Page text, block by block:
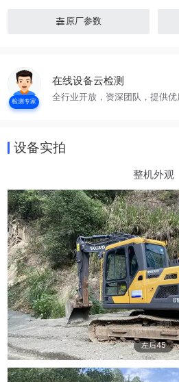
原厂参数
检测专家
在线设备云检测
全行业开放，资深团队，提供优
设备实拍
整机外观
左后45